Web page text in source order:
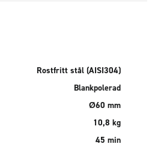
Rostfritt stål (AISI304)
Blankpolerad
Ø60 mm
10,8 kg
45 min